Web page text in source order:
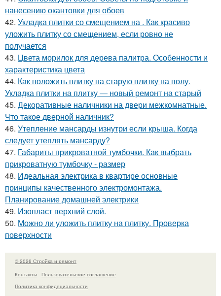
нанесению окантовки для обоев
42. Укладка плитки со смещением на . Как красиво
уложить плитку со смещением, если ровно не
получается
43. Цвета морилок для дерева палитра. Особенности и
характеристика цвета
44. Как положить плитку на старую плитку на полу.
Укладка плитки на плитку — новый ремонт на старый
45. Декоративные наличники на двери межкомнатные.
Что такое дверной наличник?
46. Утепление мансарды изнутри если крыша. Когда
следует утеплять мансарду?
47. Габариты прикроватной тумбочки. Как выбрать
прикроватную тумбочку - размер
48. Идеальная электрика в квартире основные
принципы качественного электромонтажа.
Планирование домашней электрики
49. Изопласт верхний слой.
50. Можно ли уложить плитку на плитку. Проверка
поверхности
© 2026 Стройка и ремонт
Контакты
Пользовательское соглашение
Политика конфидециальности